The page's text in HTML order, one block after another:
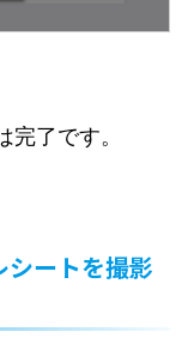
了です。
シートを撮影